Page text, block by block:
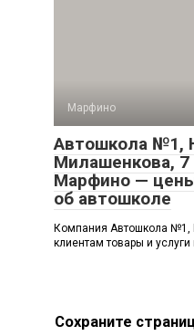
Марфино
Автошкола №1,
Милашенкова, 7
Марфино —
об автошколе
Компания Автошкола №1,
клиентам товары и
Сохраните